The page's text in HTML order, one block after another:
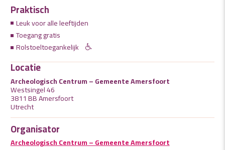
Praktisch
Leuk voor alle leeftijden
Toegang gratis
Rolstoeltoegankelijk
Locatie
Archeologisch Centrum – Gemeente Amersfoort
Westsingel 46
3811 BB Amersfoort
Utrecht
Organisator
Archeologisch Centrum – Gemeente Amersfoort